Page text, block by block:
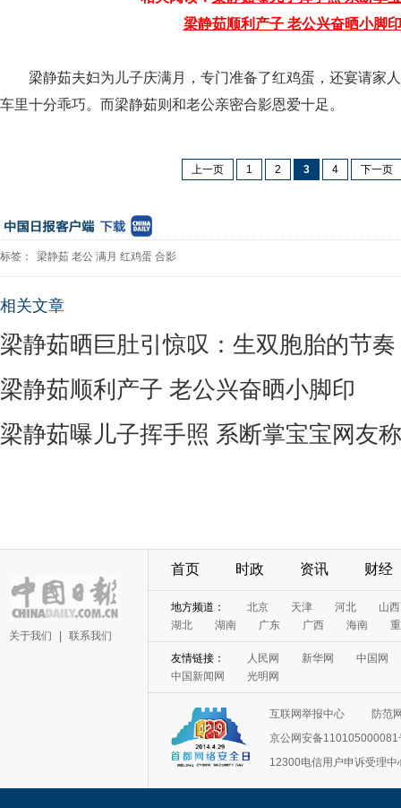
梁静茹顺利产子 老公兴奋晒小脚印
梁静茹夫妇为儿子庆满月，专门准备了红鸡蛋，还宴请家
车里十分乖巧。而梁静茹则和老公亲密合影恩爱十足。
上一页 1 2 3 4 下一页
标签： 梁静茹 老公 满月 红鸡蛋 合影
相关文章
梁静茹晒巨肚引惊叹：生双胞胎的节奏
梁静茹顺利产子 老公兴奋晒小脚印
梁静茹曝儿子挥手照 系断掌宝宝网友
关于我们 联系我们
首页 时政 资讯 财经
地方频道： 北京 天津 河北
山西
湖北
湖南 广东 广西 海南
友情链接： 人民网 新华网
中国网
中国新闻网
光明网
互联网举报中心
防范
京公网安备110105000081
12300电信用户申诉受理中